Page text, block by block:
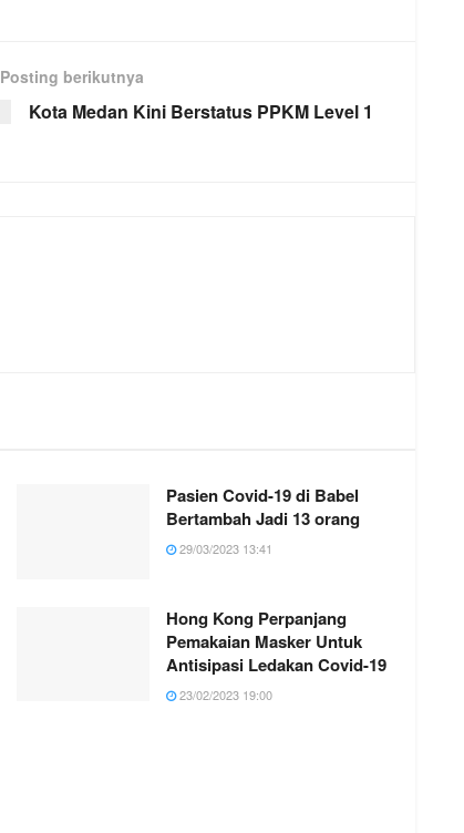
Posting berikutnya
Kota Medan Kini Berstatus PPKM Level 1
Pasien Covid-19 di Babel
Bertambah Jadi 13 orang
29/03/2023 13:41
Hong Kong Perpanjang
Pemakaian Masker Untuk
Antisipasi Ledakan Covid-19
23/02/2023 19:00